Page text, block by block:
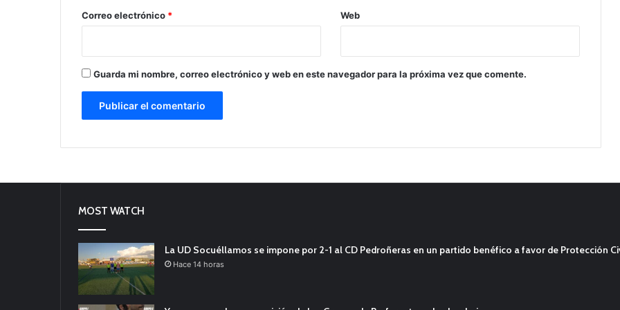
*
Correo electrónico * Web
Guarda mi nombre, correo electrónico y web en este navegador para la próxima vez que comente.
MOST WATCH
La UD Socuéllamos se impone por 2-1 al CD Pedroñeras en un partido benéfico a favor de Protección
Hace 14 horas